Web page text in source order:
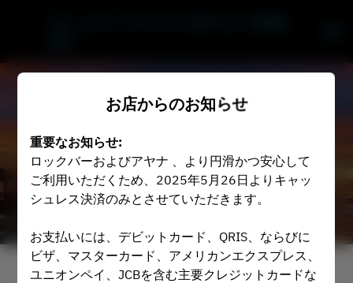
お店からのお知らせを表示
お店からのお知らせ
重要なお知らせ:
ロックバーおよびアヤナ 、より円滑かつ安心して
ご利用いただくため、2025年5月26日よりキャッ
シュレス決済のみとさせていただきます。
お支払いには、デビットカード、QRIS、ならびに
ビザ、マスターカード、アメリカンエクスプレス、
ユニオンペイ、JCBを含む主要クレジットカードな